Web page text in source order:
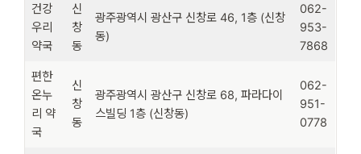
건강
우리
약국
신
창
동
광주광역시 광산구 신창로 46, 1층 (신창
동)
062-
953-
7868
편한
온누
리 약
국
신
창
동
광주광역시 광산구 신창로 68, 파라다이
스빌딩 1층 (신창동)
062-
951-
0778